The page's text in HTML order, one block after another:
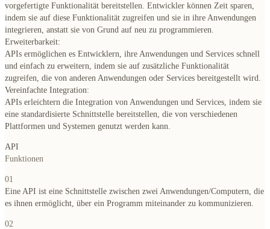
vorgefertigte Funktionalität bereitstellen. Entwickler können Zeit sparen,
indem sie auf diese Funktionalität zugreifen und sie in ihre Anwendungen
integrieren, anstatt sie von Grund auf neu zu programmieren.
Erweiterbarkeit:
APIs ermöglichen es Entwicklern, ihre Anwendungen und Services schnell
und einfach zu erweitern, indem sie auf zusätzliche Funktionalität
zugreifen, die von anderen Anwendungen oder Services bereitgestellt wird.
Vereinfachte Integration:
APIs erleichtern die Integration von Anwendungen und Services, indem sie
eine standardisierte Schnittstelle bereitstellen, die von verschiedenen
Plattformen und Systemen genutzt werden kann.
API
Funktionen
01
Eine API ist eine Schnittstelle zwischen zwei Anwendungen/Computern, die
es ihnen ermöglicht, über ein Programm miteinander zu kommunizieren.
02